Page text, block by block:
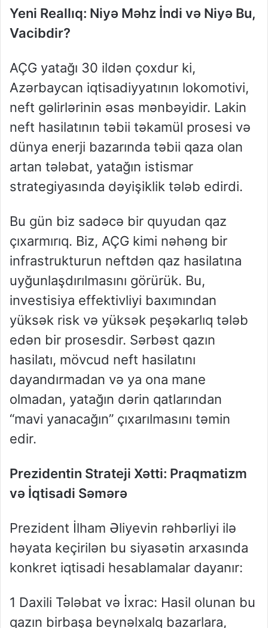
Yeni Reallıq: Niyə Məhz İndi və Niyə Bu,
Vacibdir?
AÇG yatağı 30 ildən çoxdur ki,
Azərbaycan iqtisadiyyatının lokomotivi,
neft gəlirlərinin əsas mənbəyidir. Lakin
neft hasilatının təbii təkamül prosesi və
dünya enerji bazarında təbii qaza olan
artan tələbat, yatağın istismar
strategiyasında dəyişiklik tələb edirdi.
Bu gün biz sadəcə bir quyudan qaz
çıxarmırıq. Biz, AÇG kimi nəhəng bir
infrastrukturun neftdən qaz hasilatına
uyğunlaşdırılmasını görürük. Bu,
investisiya effektivliyi baxımından
yüksək risk və yüksək peşəkarlıq tələb
edən bir prosesdir. Sərbəst qazın
hasilatı, mövcud neft hasilatını
dayandırmadan və ya ona mane
olmadan, yatağın dərin qatlarından
“mavi yanacağın” çıxarılmasını təmin
edir.
Prezidentin Strateji Xətti: Praqmatizm
və İqtisadi Səmərə
Prezident İlham Əliyevin rəhbərliyi ilə
həyata keçirilən bu siyasətin arxasında
konkret iqtisadi hesablamalar dayanır:
1 Daxili Tələbat və İxrac: Hasil olunan bu
qazın birbaşa beynəlxalq bazarlara,